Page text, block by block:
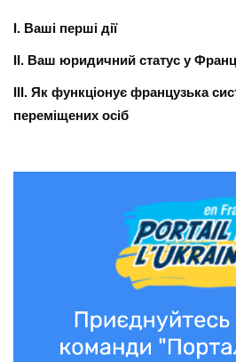
І. Ваші перші дії
ІІ. Ваш юридичний статус у
ІІІ. Як функціонує французька
переміщених осіб